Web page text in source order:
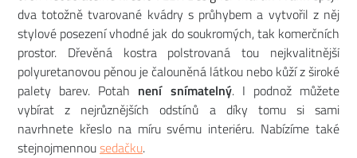
dva totožně tvarované kvádry s průhybem a vytvořil z něj
stylové posezení vhodné jak do soukromých, tak komerčních
prostor. Dřevěná kostra polstrovaná tou nejkvalitnější
polyuretanovou pěnou je čalouněná látkou nebo kůží z široké
palety barev. Potah není snímatelný. I podnož můžete
vybírat z nejrůznějších odstínů a díky tomu si sami
navrhnete křeslo na míru svému interiéru. Nabízíme také
stejnojmennousedačku.